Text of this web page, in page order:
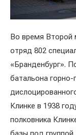
Во время Второй
отряд 802
«Бранденбург».
батальона горно-
Клинке в 1938
полковника